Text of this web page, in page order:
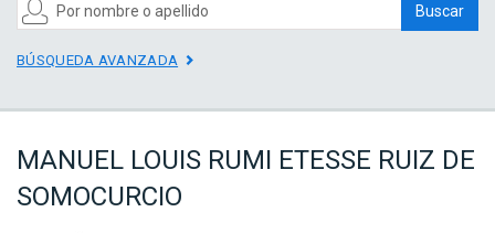
Buscar
BÚSQUEDA AVANZADA
MANUEL LOUIS RUMI ETESSE RUIZ DE
SOMOCURCIO